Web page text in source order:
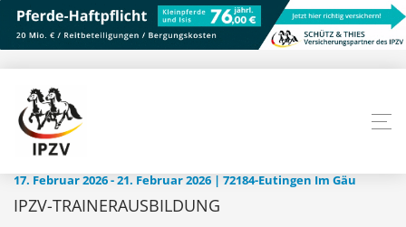
17. Februar 2026 - 21. Februar 2026 | 72184-Eutingen Im Gäu
IPZV-TRAINERAUSBILDUNG